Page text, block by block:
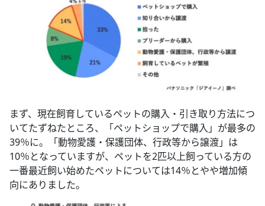
まず、現在飼育しているペットの購入・引き取り方法につ
いてたずねたところ、「ペットショップで購入」が最多の
39％に。「動物愛護・保護団体、行政等から譲渡」は
10％となっていますが、ペットを2匹以上飼っている方の
一番最近飼い始めたペットについては14％とやや増加傾
向にありました。